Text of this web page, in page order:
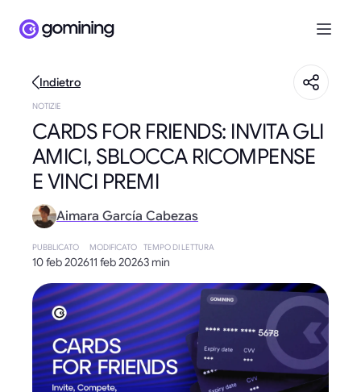
Indietro
NOTIZIE
CARDS FOR FRIENDS: INVITA GLI
AMICI, SBLOCCA RICOMPENSE
E VINCI PREMI
Aimara García Cabezas
PUBBLICATO
10 feb 2026
MODIFICATO
11 feb 2026
TEMPO DI LETTURA
3 min